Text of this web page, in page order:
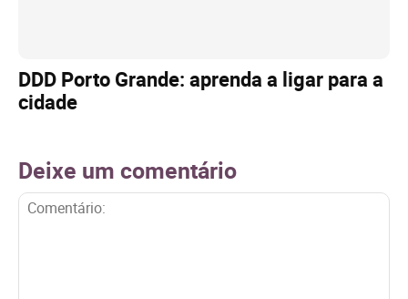
DDD Porto Grande: aprenda a ligar para a
cidade
Deixe um comentário